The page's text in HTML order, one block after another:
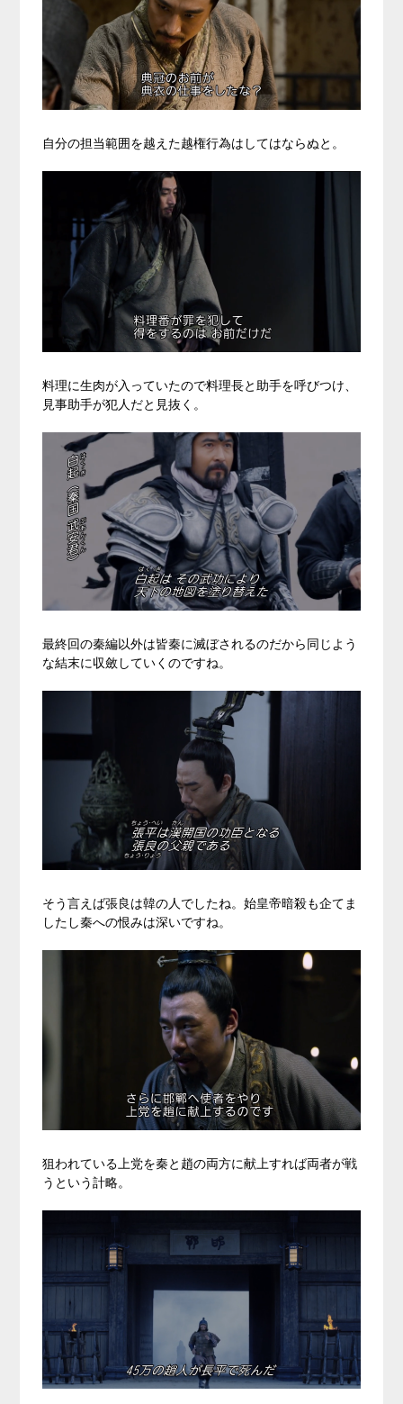
自分の担当範囲を越えた越権行為はしてはならぬと。
料理に生肉が入っていたので料理長と助手を呼びつけ、
見事助手が犯人だと見抜く。
最終回の秦編以外は皆秦に滅ぼされるのだから同じよう
な結末に収斂していくのですね。
そう言えば張良は韓の人でしたね。始皇帝暗殺も企てま
したし秦への恨みは深いですね。
狙われている上党を秦と趙の両方に献上すれば両者が戦
うという計略。